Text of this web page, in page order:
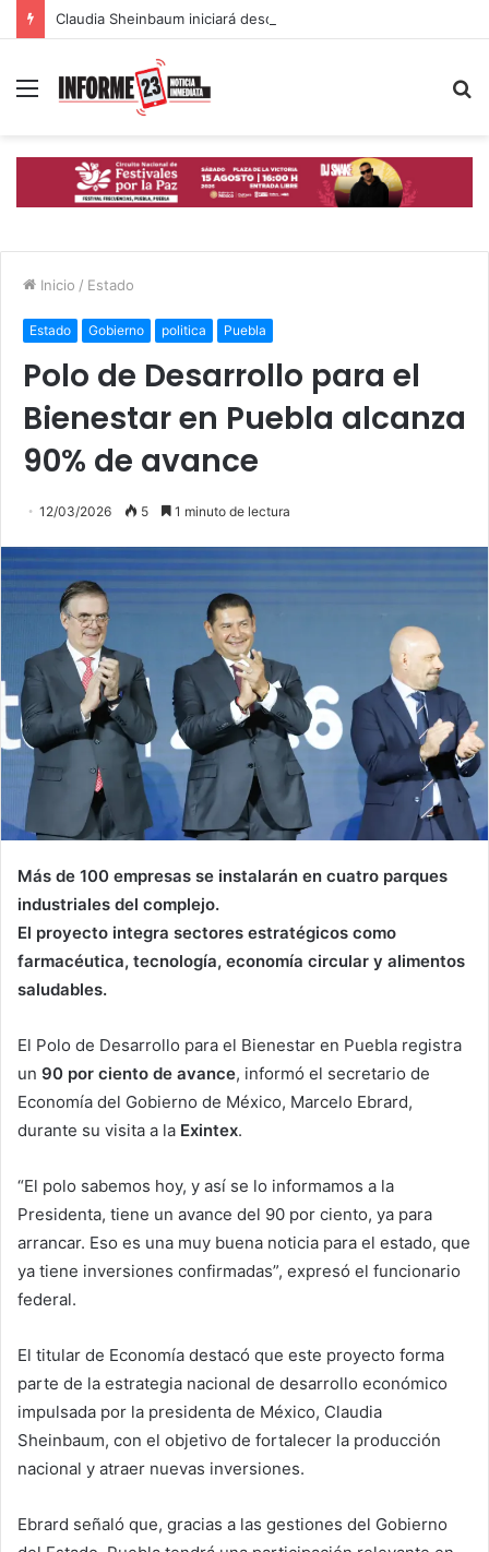
Menú
Inicio / Estado
Estado Gobierno politica Puebla
Polo de Desarrollo para el
Bienestar en Puebla alcanza
90% de avance
12/03/2026 5 1 minuto de lectura
Más de 100 empresas se instalarán en cuatro parques
industriales del complejo.
El proyecto integra sectores estratégicos como
farmacéutica, tecnología, economía circular y alimentos
saludables.
El Polo de Desarrollo para el Bienestar en Puebla registra
un 90 por ciento de avance, informó el secretario de
Economía del Gobierno de México, Marcelo Ebrard,
durante su visita a la Exintex.
“El polo sabemos hoy, y así se lo informamos a la
Presidenta, tiene un avance del 90 por ciento, ya para
arrancar. Eso es una muy buena noticia para el estado, que
ya tiene inversiones confirmadas”, expresó el funcionario
federal.
El titular de Economía destacó que este proyecto forma
parte de la estrategia nacional de desarrollo económico
impulsada por la presidenta de México, Claudia
Sheinbaum, con el objetivo de fortalecer la producción
nacional y atraer nuevas inversiones.
Ebrard señaló que, gracias a las gestiones del Gobierno